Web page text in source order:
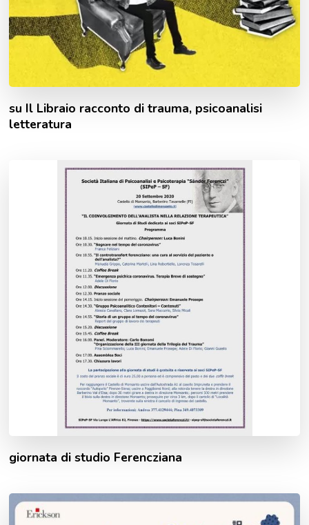
su Il Libraio racconto di trauma, psicoanalisi
letteratura
giornata di studio Ferencziana